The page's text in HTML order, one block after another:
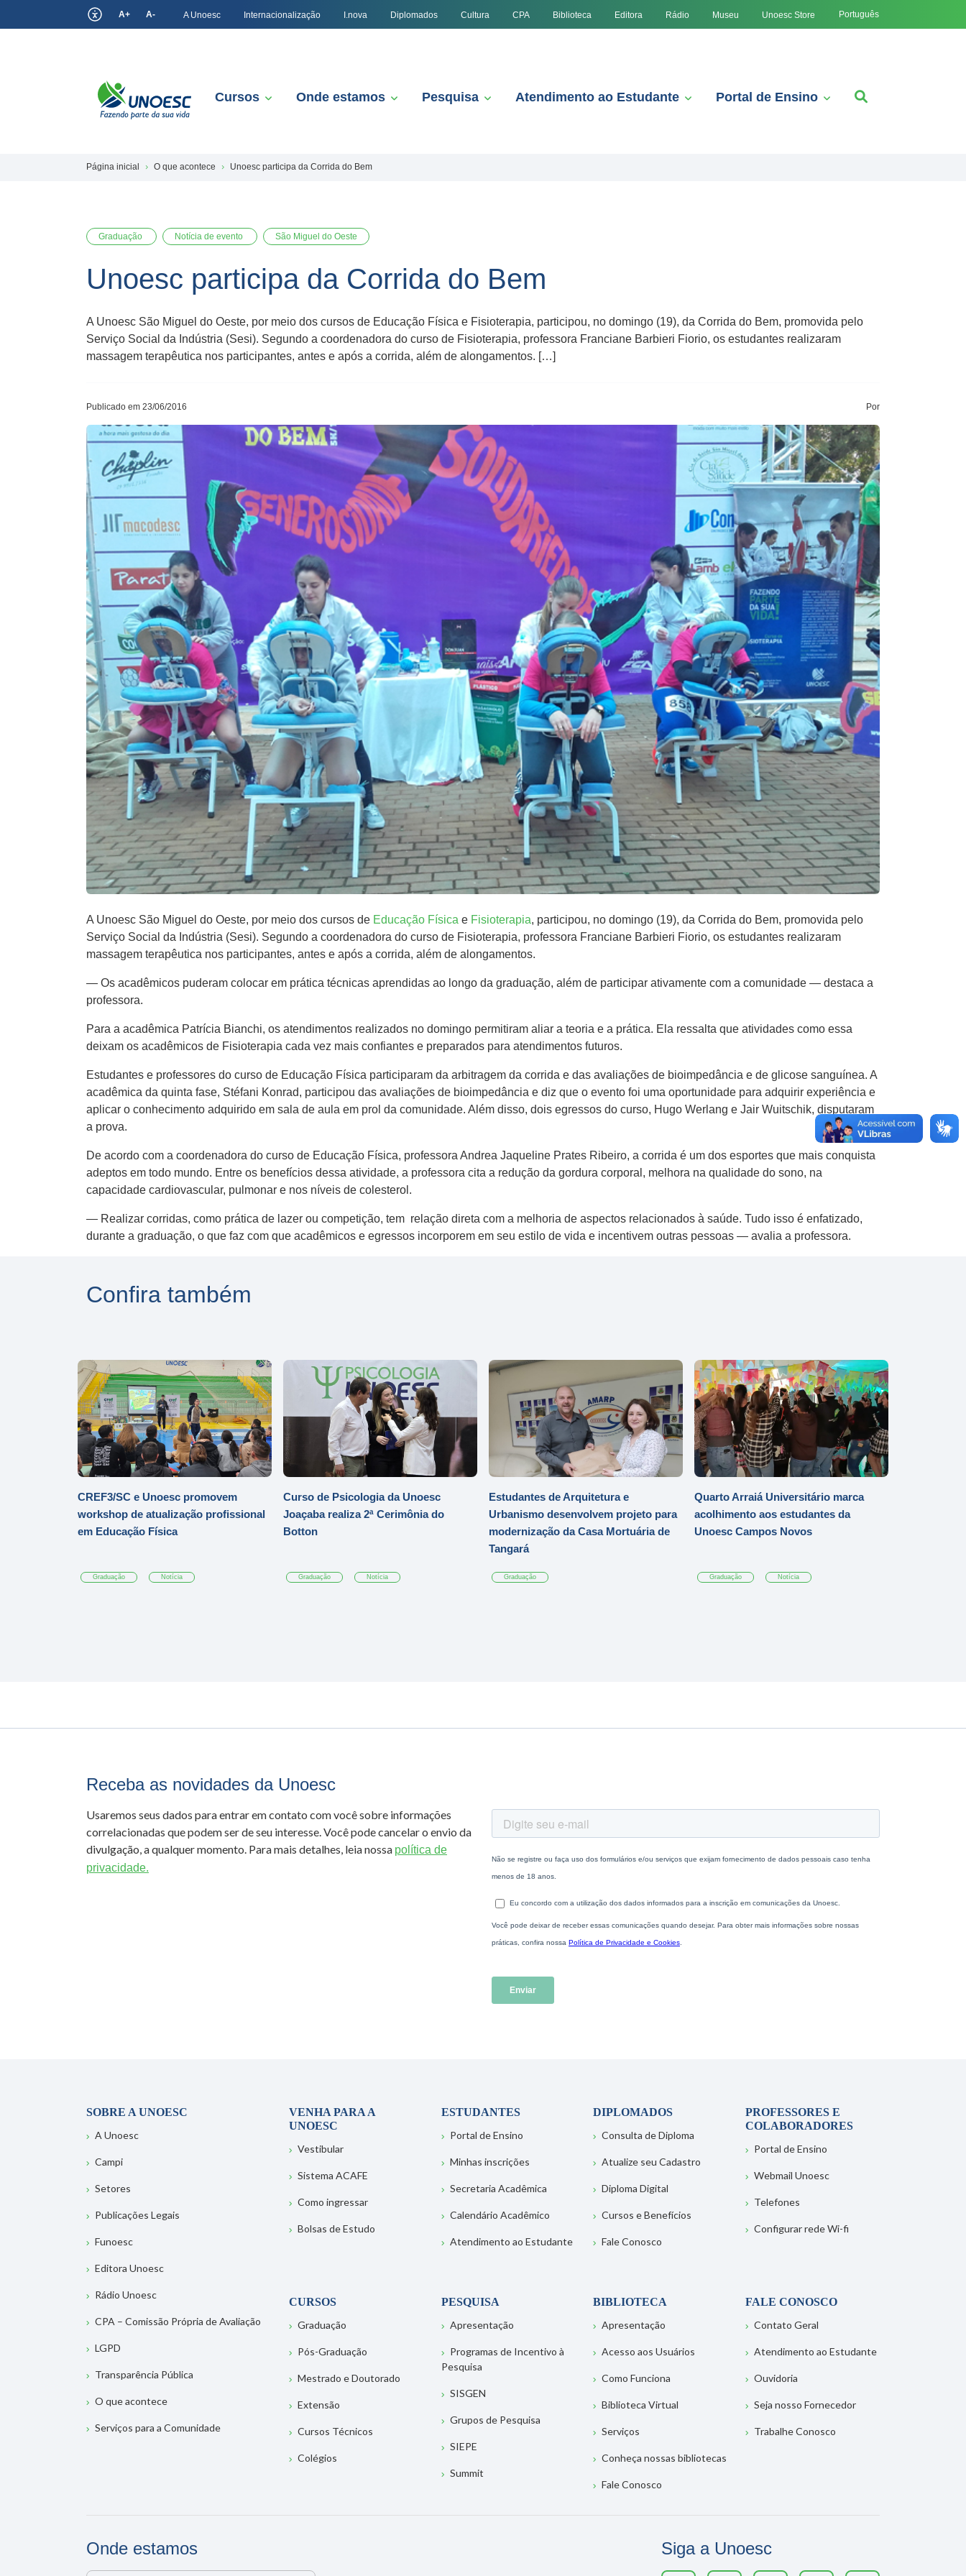
A+ A- A Unoesc Internacionalização I.nova Diplomados Cultura CPA Biblioteca Editora Rádio Museu Unoesc Store Português
Cursos Onde estamos Pesquisa Atendimento ao Estudante Portal de Ensino
Página inicial O que acontece Unoesc participa da Corrida do Bem
Graduação Notícia de evento São Miguel do Oeste
Unoesc participa da Corrida do Bem
A Unoesc São Miguel do Oeste, por meio dos cursos de Educação Física e Fisioterapia, participou, no domingo (19), da Corrida do Bem, promovida pelo
Serviço Social da Indústria (Sesi). Segundo a coordenadora do curso de Fisioterapia, professora Franciane Barbieri Fiorio, os estudantes realizaram
massagem terapêutica nos participantes, antes e após a corrida, além de alongamentos. […]
Publicado em 23/06/2016 Por
A Unoesc São Miguel do Oeste, por meio dos cursos de Educação Física e Fisioterapia, participou, no domingo (19), da Corrida do Bem, promovida pelo
Serviço Social da Indústria (Sesi). Segundo a coordenadora do curso de Fisioterapia, professora Franciane Barbieri Fiorio, os estudantes realizaram
massagem terapêutica nos participantes, antes e após a corrida, além de alongamentos.
— Os acadêmicos puderam colocar em prática técnicas aprendidas ao longo da graduação, além de participar ativamente com a comunidade — destaca a
professora.
Para a acadêmica Patrícia Bianchi, os atendimentos realizados no domingo permitiram aliar a teoria e a prática. Ela ressalta que atividades como essa
deixam os acadêmicos de Fisioterapia cada vez mais confiantes e preparados para atendimentos futuros.
Estudantes e professores do curso de Educação Física participaram da arbitragem da corrida e das avaliações de bioimpedância e de glicose sanguínea. A
acadêmica da quinta fase, Stéfani Konrad, participou das avaliações de bioimpedância e diz que o evento foi uma oportunidade para adquirir experiência e
aplicar o conhecimento adquirido em sala de aula em prol da comunidade. Além disso, dois egressos do curso, Hugo Werlang e Jair Wuitschik, disputaram
a prova.
De acordo com a coordenadora do curso de Educação Física, professora Andrea Jaqueline Prates Ribeiro, a corrida é um dos esportes que mais conquista
adeptos em todo mundo. Entre os benefícios dessa atividade, a professora cita a redução da gordura corporal, melhora na qualidade do sono, na
capacidade cardiovascular, pulmonar e nos níveis de colesterol.
— Realizar corridas, como prática de lazer ou competição, tem relação direta com a melhoria de aspectos relacionados à saúde. Tudo isso é enfatizado,
durante a graduação, o que faz com que acadêmicos e egressos incorporem em seu estilo de vida e incentivem outras pessoas — avalia a professora.
Confira também
CREF3/SC e Unoesc promovem
workshop de atualização profissional
em Educação Física
Graduação Notícia
Curso de Psicologia da Unoesc
Joaçaba realiza 2ª Cerimônia do
Botton
Graduação Notícia
Estudantes de Arquitetura e
Urbanismo desenvolvem projeto para
modernização da Casa Mortuária de
Tangará
Graduação
Quarto Arraiá Universitário marca
acolhimento aos estudantes da
Unoesc Campos Novos
Graduação Notícia
Receba as novidades da Unoesc
Usaremos seus dados para entrar em contato com você sobre informações
correlacionadas que podem ser de seu interesse. Você pode cancelar o envio da
divulgação, a qualquer momento. Para mais detalhes, leia nossa política de
privacidade.
SOBRE A UNOESC
A Unoesc
Campi
Setores
Publicações Legais
Funoesc
Editora Unoesc
Rádio Unoesc
CPA – Comissão Própria de Avaliação
LGPD
Transparência Pública
O que acontece
Serviços para a Comunidade
VENHA PARA A
UNOESC
Vestibular
Sistema ACAFE
Como ingressar
Bolsas de Estudo
ESTUDANTES
Portal de Ensino
Minhas inscrições
Secretaria Acadêmica
Calendário Acadêmico
Atendimento ao Estudante
DIPLOMADOS
Consulta de Diploma
Atualize seu Cadastro
Diploma Digital
Cursos e Benefícios
Fale Conosco
PROFESSORES E
COLABORADORES
Portal de Ensino
Webmail Unoesc
Telefones
Configurar rede Wi-fi
CURSOS
Graduação
Pós-Graduação
Mestrado e Doutorado
Extensão
Cursos Técnicos
Colégios
PESQUISA
Apresentação
Programas de Incentivo à
Pesquisa
SISGEN
Grupos de Pesquisa
SIEPE
Summit
BIBLIOTECA
Apresentação
Acesso aos Usuários
Como Funciona
Biblioteca Virtual
Serviços
Conheça nossas bibliotecas
Fale Conosco
FALE CONOSCO
Contato Geral
Atendimento ao Estudante
Ouvidoria
Seja nosso Fornecedor
Trabalhe Conosco
Onde estamos Siga a Unoesc